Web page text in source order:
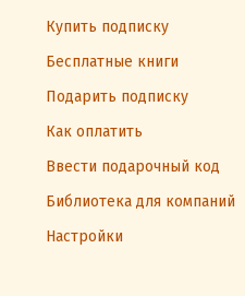
Купить подписку
Бесплатные книги
Подарить подписку
Как оплатить
Ввести подарочный код
Библиотека для компаний
Настройки